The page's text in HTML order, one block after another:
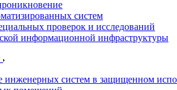
систем
проверок и исследований
информационной инфраструктуры
инженерных систем в защищенном